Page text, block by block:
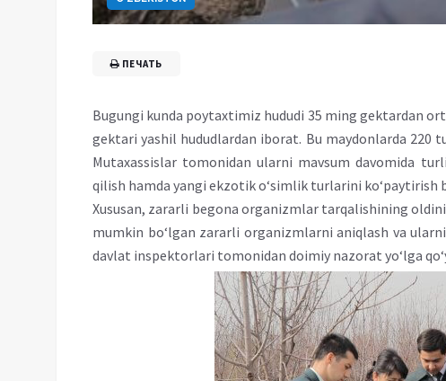
ПЕЧАТЬ
Bugungi kunda poytaxtimiz hududi 35 ming gektardan
gektari yashil hududlardan iborat. Bu maydonlarda 220
Mutaxassislar tomonidan ularni mavsum davomida
qilish hamda yangi ekzotik o‘simlik turlarini ko‘paytirish
Xususan, zararli begona organizmlar tarqalishining
mumkin bo‘lgan zararli organizmlarni aniqlash va
davlat inspektorlari tomonidan doimiy nazorat yo‘lga